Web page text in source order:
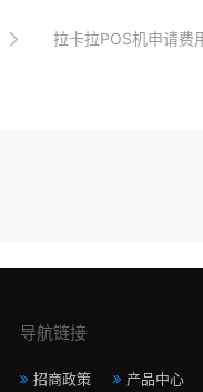
拉卡拉POS机申请费
导航链接
招商政策 产品中心